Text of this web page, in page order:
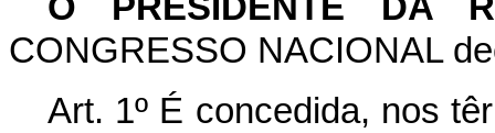
CONGRESSO NACIONAL
Art. 1º É concedida, nos